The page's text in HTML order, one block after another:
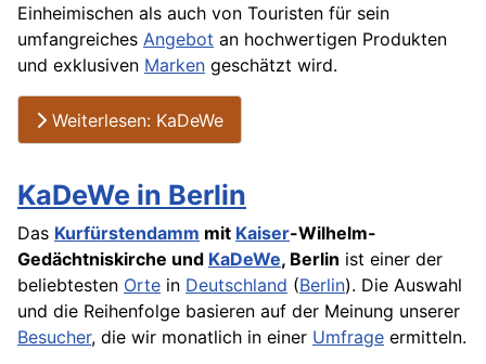
Einheimischen als auch von Touristen für sein
umfangreiches Angebot an hochwertigen Produkten
und exklusiven Marken geschätzt wird.
Weiterlesen: KaDeWe
KaDeWe in Berlin
Das Kurfürstendamm mit Kaiser-Wilhelm-
Gedächtniskirche und KaDeWe, Berlin ist einer der
beliebtesten Orte in Deutschland (Berlin). Die Auswahl
und die Reihenfolge basieren auf der Meinung unserer
Besucher, die wir monatlich in einer Umfrage ermitteln.